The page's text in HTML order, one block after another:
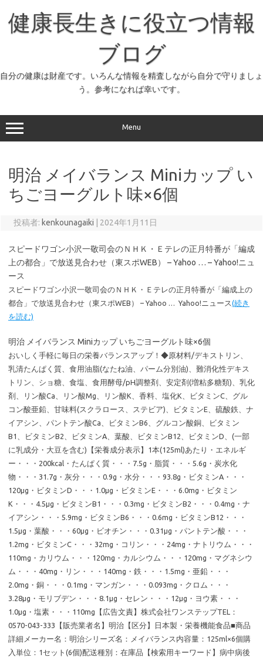
プ
健康長生きに役立つ情報
ブログ
自分の健康は財産です。いろんな情報を精査しながら自分で守りましょ
う。参考になれば幸いです。
Menu
明治 メイバランス Miniカップ い
ちごヨーグルト味×6個
投稿者: kenkounagaiki 2024年1月11日
スピードワゴン小沢一敬司会のＮＨＫ・Ｅテレの正月特番が「編成
上の都合」で放送見合わせ（東スポWEB） – Yahoo … – Yahoo!ニュ
ース
スピードワゴン小沢一敬司会のＮＨＫ・Ｅテレの正月特番が「編成上の
都合」で放送見合わせ（東スポWEB） – Yahoo … Yahoo!ニュース(続き
を読む)
明治 メイバランス Miniカップ いちごヨーグルト味×6個
おいしく手軽に毎日の栄養バランスアップ！◆原材料/デキストリン、
乳清たんぱく質、食用油脂(なたね油、パーム分別油)、難消化性デキス
トリン、ショ糖、食塩、食用酵母/pH調整剤、安定剤(増粘多糖類)、乳化
剤、リン酸Ca、リン酸Mg、リン酸K、香料、塩化K、ビタミンC、グル
コン酸亜鉛、甘味料(スクラロース、ステビア)、ビタミンE、硫酸鉄、ナ
イアシン、パントテン酸Ca、ビタミンB6、グルコン酸銅、ビタミン
B1、ビタミンB2、ビタミンA、葉酸、ビタミンB12、ビタミンD、(一部
に乳成分・大豆を含む)【栄養成分表示】1本(125ml)あたり・エネルギ
ー・・・200kcal・たんぱく質・・・7.5g・脂質・・・5.6g・炭水化
物・・・31.7g・灰分・・・0.9g・水分・・・93.8g・ビタミンA・・・
120μg・ビタミンD・・・1.0μg・ビタミンE・・・6.0mg・ビタミン
K・・・4.5μg・ビタミンB1・・・0.3mg・ビタミンB2・・・0.4mg・ナ
イアシン・・・5.9mg・ビタミンB6・・・0.6mg・ビタミンB12・・・
1.5μg・葉酸・・・60μg・ビオチン・・・0.31μg・パントテン酸・・・
1.2mg・ビタミンC・・・32mg・コリン・・・24mg・ナトリウム・・・
110mg・カリウム・・・120mg・カルシウム・・・120mg・マグネシウ
ム・・・40mg・リン・・・140mg・鉄・・・1.5mg・亜鉛・・・
2.0mg・銅・・・0.1mg・マンガン・・・0.093mg・クロム・・・
3.28μg・モリブデン・・・8.1μg・セレン・・・12μg・ヨウ素・・・
1.0μg・塩素・・・110mg【広告文責】株式会社ワンステップTEL：
0570-043-333【販売業者名】明治【区分】日本製・栄養機能食品■商品
詳細メーカー名：明治シリーズ名：メイバランス内容量：125ml×6個購
入単位：1セット(6個)配送種別：在庫品【検索用キーワード】病中病後